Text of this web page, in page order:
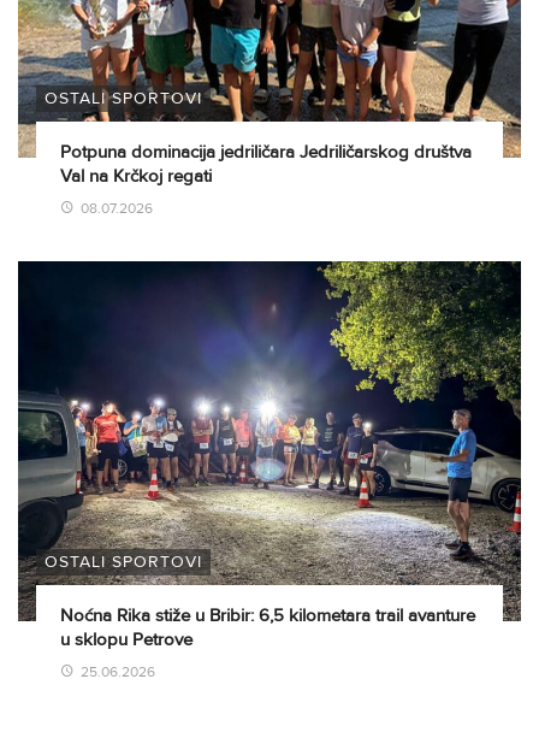
OSTALI SPORTOVI
Potpuna dominacija jedriličara Jedriličarskog društva
Val na Krčkoj regati
08.07.2026
OSTALI SPORTOVI
Noćna Rika stiže u Bribir: 6,5 kilometara trail avanture
u sklopu Petrove
25.06.2026